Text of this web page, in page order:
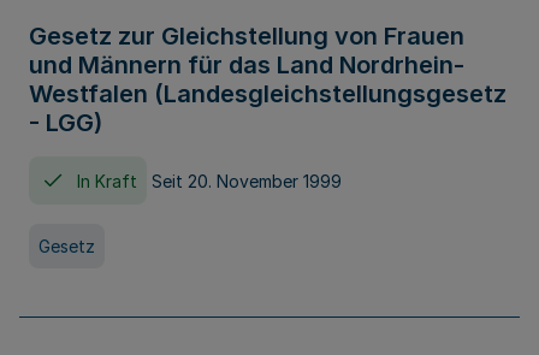
Gesetz zur Gleichstellung von Frauen
und Männern für das Land Nordrhein-
Westfalen (Landesgleichstellungsgesetz
- LGG)
In Kraft Seit 20. November 1999
Gesetz